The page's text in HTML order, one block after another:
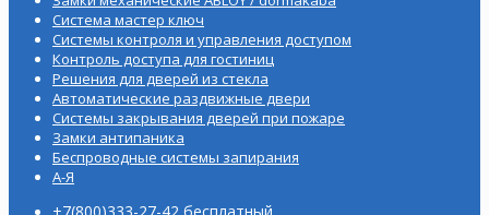
Система мастер ключ
Системы контроля и управления доступом
Контроль доступа для гостиниц
Решения для дверей из стекла
Автоматические раздвижные двери
Системы закрывания дверей при пожаре
Замки антипаника
Беспроводные системы запирания
А-Я